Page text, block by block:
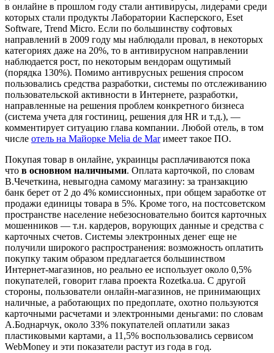
в онлайне в прошлом году стали антивирусы, лидерами среди
которых стали продукты Лаборатории Касперского, Eset
Software, Trend Micro. Если по большинству софтовых
направлений в 2009 году мы наблюдали провал, в некоторых
категориях даже на 20%, то в антивирусном направлении
наблюдается рост, по некоторым вендорам ощутимый
(порядка 130%). Помимо антиврусных решения спросом
пользовались средства разработки, системы по отслеживанию
пользовательской активности в Интернете, разработки,
направленные на решения проблем конкретного бизнеса
(система учета для гостиниц, решения для HR и т.д.), —
комментирует ситуацию глава компании. Любой отель, в том
числе отель на Майорке Melia de Marимеет такое ПО.
Покупая товар в онлайне, украинцы расплачиваются пока
что в основном наличными. Оплата карточкой, по словам
В.Чечеткина, невыгодна самому магазину: за транзакцию
банк берет от 2 до 4% комиссионных, при общем заработке от
продажи единицы товара в 5%. Кроме того, на постсоветском
пространстве население небезосновательно боится карточных
мошенников — т.н. кардеров, ворующих данные и средства с
карточных счетов. Системы электронных денег еще не
получили широкого распространения: возможность оплатить
покупку таким образом предлагается большинством
Интернет-магазинов, но реально ее использует около 0,5%
покупателей, говорит глава проекта Rozetka.ua. С другой
стороны, пользователи онлайн-магазинов, не принимающих
наличные, а работающих по предоплате, охотно пользуются
карточными расчетами и электронными деньгами: по словам
А.Боднарчук, около 33% покупателей оплатили заказ
пластиковыми картами, а 11,5% воспользовались сервисом
WebMoney и эти показатели растут из года в год.